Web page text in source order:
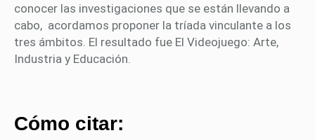
conocer las investigaciones que se están llevando a
cabo, acordamos proponer la tríada vinculante a los
tres ámbitos. El resultado fue El Videojuego: Arte,
Industria y Educación.
Cómo citar: